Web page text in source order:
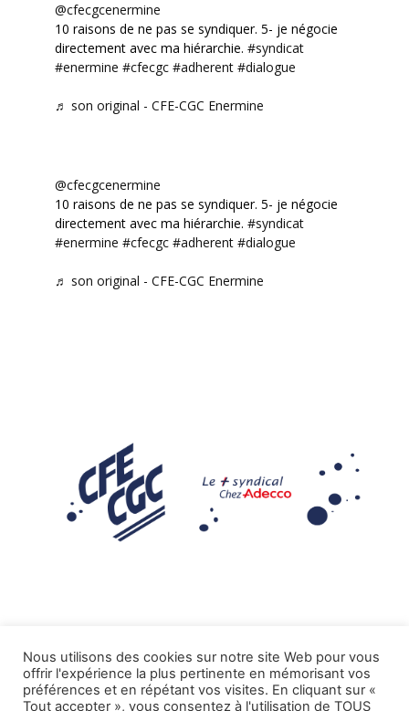
@cfecgcenermine
10 raisons de ne pas se syndiquer. 5- je négocie
directement avec ma hiérarchie. #syndicat
#enermine #cfecgc #adherent #dialogue
♬ son original - CFE-CGC Enermine
@cfecgcenermine
10 raisons de ne pas se syndiquer. 5- je négocie
directement avec ma hiérarchie. #syndicat
#enermine #cfecgc #adherent #dialogue
♬ son original - CFE-CGC Enermine
Mentions légales
Nous utilisons des cookies sur notre site Web pour vous
offrir l'expérience la plus pertinente en mémorisant vos
préférences et en répétant vos visites. En cliquant sur «
Tout accepter », vous consentez à l'utilisation de TOUS